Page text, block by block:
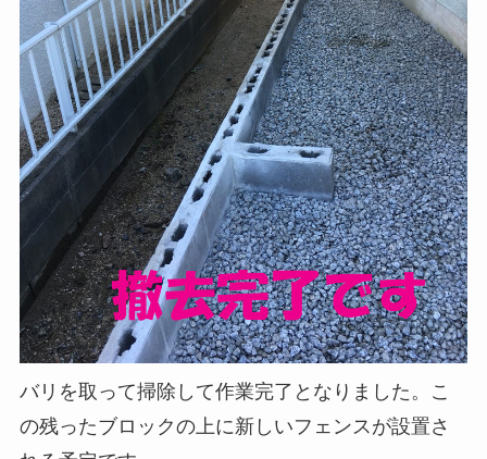
バリを取って掃除して作業完了となりました。こ
の残ったブロックの上に新しいフェンスが設置さ